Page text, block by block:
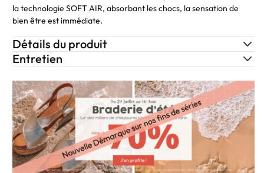
la technologie SOFT AIR, absorbant les chocs, la sensation de
bien être est immédiate.
Détails du produit
Entretien